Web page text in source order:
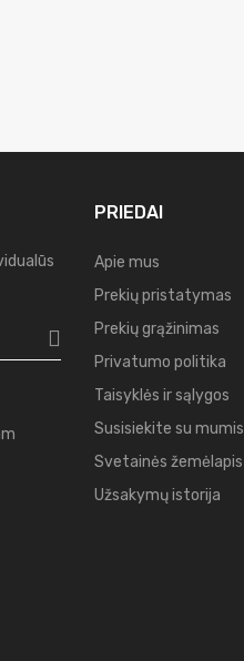
PRIEDAI
Apie mus
Prekių pristatymas
Prekių grąžinimas
Privatumo politika
Taisyklės ir sąlygos
Susisiekite su mumis
Svetainės žemėlapis
Užsakymų istorija